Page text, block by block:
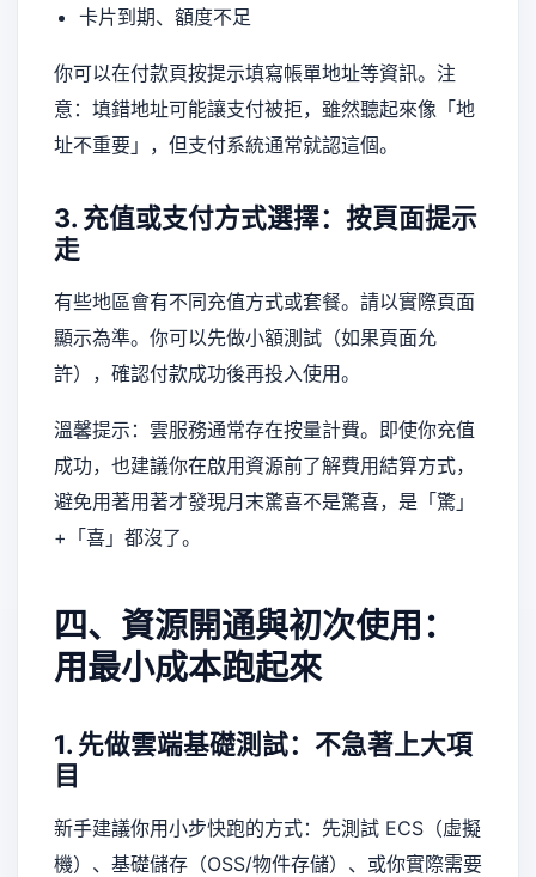
卡片到期、額度不足
你可以在付款頁按提示填寫帳單地址等資訊。注
意：填錯地址可能讓支付被拒，雖然聽起來像「地
址不重要」，但支付系統通常就認這個。
3. 充值或支付方式選擇：按頁面提示
走
有些地區會有不同充值方式或套餐。請以實際頁面
顯示為準。你可以先做小額測試（如果頁面允
許），確認付款成功後再投入使用。
溫馨提示：雲服務通常存在按量計費。即使你充值
成功，也建議你在啟用資源前了解費用結算方式，
避免用著用著才發現月末驚喜不是驚喜，是「驚」
+「喜」都沒了。
四、資源開通與初次使用：
用最小成本跑起來
1. 先做雲端基礎測試：不急著上大項
目
新手建議你用小步快跑的方式：先測試 ECS（虛擬
機）、基礎儲存（OSS/物件存儲）、或你實際需要